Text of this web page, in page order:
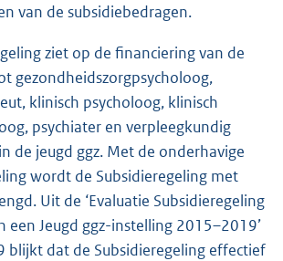
van de subsidiebedragen.
ziet op de financiering van de
gezondheidszorgpsycholoog,
klinisch psycholoog, klinisch
psychiater en verpleegkundig
de jeugd ggz. Met de onderhavige
wordt de Subsidieregeling met
Uit de ‘Evaluatie Subsidieregeling
een Jeugd ggz-instelling 2015–2019’
blijkt dat de Subsidieregeling effectief